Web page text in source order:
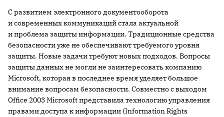
С развитием электронного документооборота
и современных коммуникаций стала актуальной
и проблема защиты информации. Традиционные средства
безопасности уже не обеспечивают требуемого уровня
защиты. Новые задачи требуют новых подходов. Вопросы
защиты данных не могли не заинтересовать компанию
Microsoft, которая в последнее время уделяет большое
внимание вопросам безопасности. Совместно с выходом
Office 2003 Microsoft представила технологию управления
правами доступа к информации (Information Rights